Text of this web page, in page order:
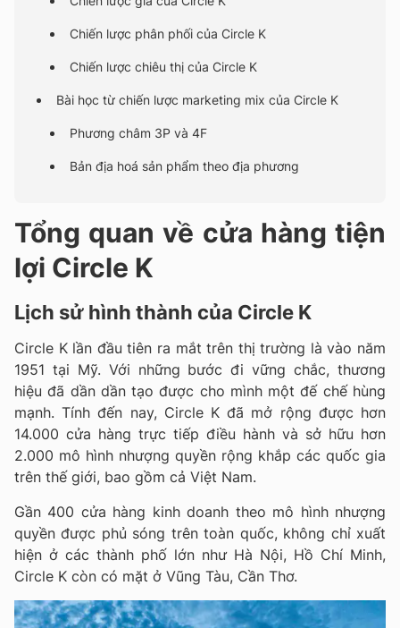
Chiến lược phân phối của Circle K
Chiến lược chiêu thị của Circle K
Bài học từ chiến lược marketing mix của Circle K
Phương châm 3P và 4F
Bản địa hoá sản phẩm theo địa phương
Tổng quan về cửa hàng tiện
lợi Circle K
Lịch sử hình thành của Circle K
Circle K lần đầu tiên ra mắt trên thị trường là vào năm
1951 tại Mỹ. Với những bước đi vững chắc, thương
hiệu đã dần dần tạo được cho mình một đế chế hùng
mạnh. Tính đến nay, Circle K đã mở rộng được hơn
14.000 cửa hàng trực tiếp điều hành và sở hữu hơn
2.000 mô hình nhượng quyền rộng khắp các quốc gia
trên thế giới, bao gồm cả Việt Nam.
Gần 400 cửa hàng kinh doanh theo mô hình nhượng
quyền được phủ sóng trên toàn quốc, không chỉ xuất
hiện ở các thành phố lớn như Hà Nội, Hồ Chí Minh,
Circle K còn có mặt ở Vũng Tàu, Cần Thơ.